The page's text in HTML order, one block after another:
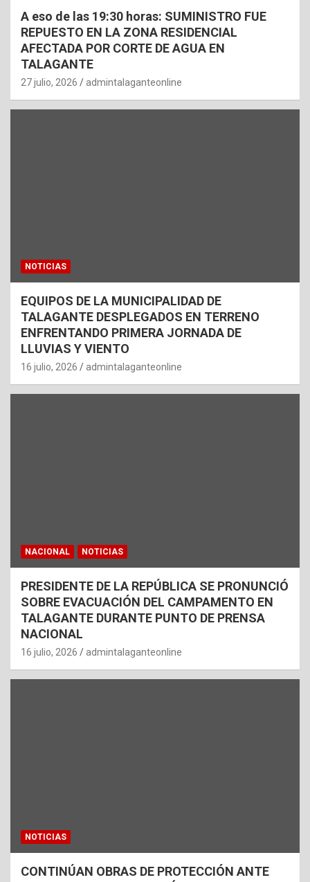
A eso de las 19:30 horas: SUMINISTRO FUE
REPUESTO EN LA ZONA RESIDENCIAL
AFECTADA POR CORTE DE AGUA EN
TALAGANTE
27 julio, 2026 admintalaganteonline
NOTICIAS
EQUIPOS DE LA MUNICIPALIDAD DE
TALAGANTE DESPLEGADOS EN TERRENO
ENFRENTANDO PRIMERA JORNADA DE
LLUVIAS Y VIENTO
16 julio, 2026 admintalaganteonline
NACIONAL NOTICIAS
PRESIDENTE DE LA REPÚBLICA SE PRONUNCIÓ
SOBRE EVACUACIÓN DEL CAMPAMENTO EN
TALAGANTE DURANTE PUNTO DE PRENSA
NACIONAL
16 julio, 2026 admintalaganteonline
NOTICIAS
CONTINÚAN OBRAS DE PROTECCIÓN ANTE